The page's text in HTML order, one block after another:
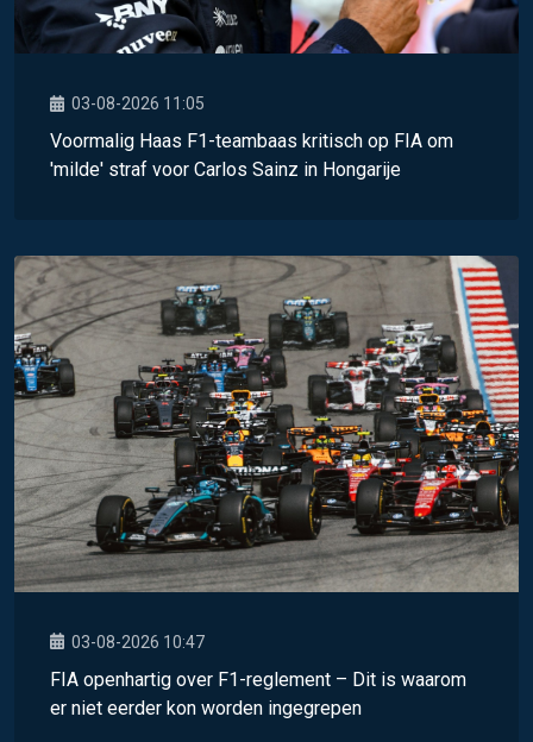
03-08-2026 11:05
Voormalig Haas F1-teambaas kritisch op FIA om
'milde' straf voor Carlos Sainz in Hongarije
03-08-2026 10:47
FIA openhartig over F1-reglement – Dit is waarom
er niet eerder kon worden ingegrepen